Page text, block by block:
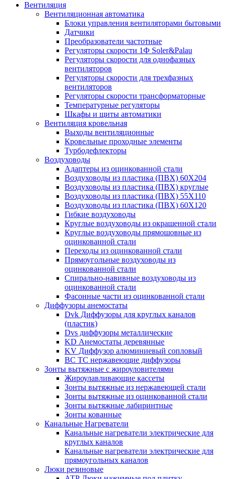
Вентиляция
Вентиляционная автоматика
Блоки управления вентиляторами бытовыми
Датчики
Преобразователи частотные
Регуляторы скорости 1Ф Soler&Palau
Регуляторы скорости для однофазных
вентиляторов
Регуляторы скорости для трехфазных
вентиляторов
Регуляторы скорости трансформаторные
Температурные регуляторы
Шкафы и щиты автоматики
Вентиляция кровельная
Выходы вентиляционные
Кровельные проходные элементы
Турбодефлекторы
Воздуховоды
Адаптеры из оцинкованной стали
Воздуховоды из пластика (ПВХ) 60Х204
Воздуховоды из пластика (ПВХ) круглые
Воздуховоды из пластика (ПВХ) 55Х110
Воздуховоды из пластика (ПВХ) 60Х120
Гибкие воздуховоды
Круглые воздуховоды из окрашенной стали
Круглые воздуховоды прямошовные из
оцинкованной стали
Переходы из оцинкованной стали
Прямоугольные воздуховоды из
оцинкованной стали
Спирально-навивные воздуховоды из
оцинкованной стали
Фасонные части из оцинкованной стали
Диффузоры анемостаты
Dvk Диффузоры для круглых каналов
(пластик)
Dvs диффузоры металлические
KD Анемостаты деревянные
KV Диффузор алюминиевый сопловый
ВС ТС нержавеющие диффузоры
Зонты вытяжные с жироуловителями
Жироулавливающие кассеты
Зонты вытяжные из нержавеющей стали
Зонты вытяжные из оцинкованной стали
Зонты вытяжные лабиринтные
Зонты кованные
Канальные Нагреватели
Канальные нагреватели электрические для
круглых каналов
Канальные нагреватели электрические для
прямоугольных каналов
Люки резиновые